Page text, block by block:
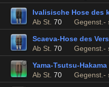
Ivalisische Hose des
Ab St. 70 Gegenst.-
Scaeva-Hose des
Ab St. 70 Gegenst.-
Yama-Tsutsu-
Ab St. 70 Gegenst.-